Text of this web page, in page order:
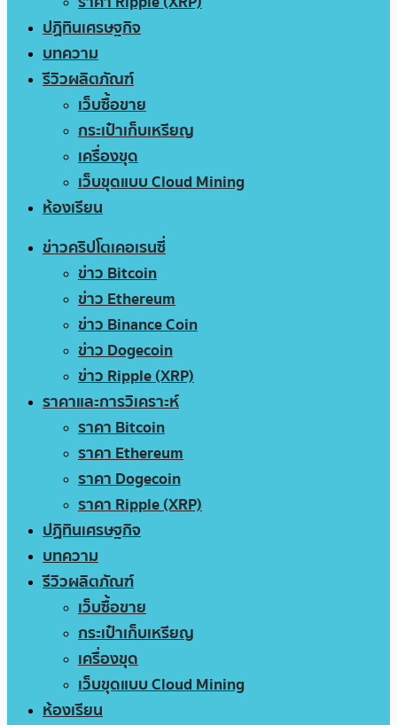
ปฏิทินเศรษฐกิจ
บทความ
รีวิวผลิตภัณฑ์
เว็บซื้อขาย
กระเป๋าเก็บเหรียญ
เครื่องขุด
เว็บขุดแบบ Cloud Mining
ห้องเรียน
ข่าวคริปโตเคอเรนซี่
ข่าว Bitcoin
ข่าว Ethereum
ข่าว Binance Coin
ข่าว Dogecoin
ข่าว Ripple (XRP)
ราคาและการวิเคราะห์
ราคา Bitcoin
ราคา Ethereum
ราคา Dogecoin
ราคา Ripple (XRP)
ปฏิทินเศรษฐกิจ
บทความ
รีวิวผลิตภัณฑ์
เว็บซื้อขาย
กระเป๋าเก็บเหรียญ
เครื่องขุด
เว็บขุดแบบ Cloud Mining
ห้องเรียน